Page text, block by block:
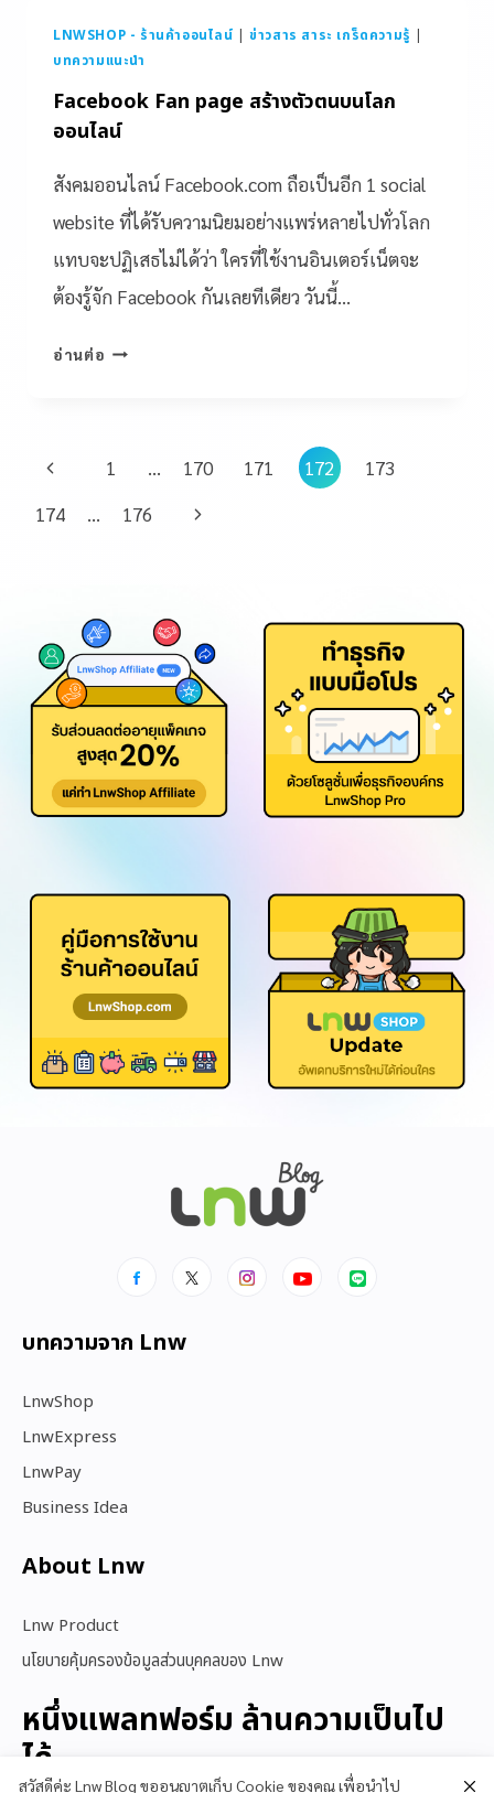
LNWSHOP - ร้านค้าออนไลน์ |ข่าวสาร สาระ เกร็ดความรู้ |
บทความแนะนำ
Facebook Fan page สร้างตัวตนบนโลก
ออนไลน์
สังคมออนไลน์ Facebook.com ถือเป็นอีก 1 social
website ที่ได้รับความนิยมอย่างแพร่หลายไปทั่วโลก
แทบจะปฏิเสธไม่ได้ว่า ใครที่ใช้งานอินเตอร์เน็ตจะ
ต้องรู้จัก Facebook กันเลยทีเดียว วันนี้…
อ่านต่อ
1 … 170 171 172
173
174
… 176
บทความจาก Lnw
LnwShop
LnwExpress
LnwPay
Business Idea
About Lnw​
Lnw Product
นโยบายคุ้มครองข้อมูลส่วนบุคคลของ Lnw
หนึ่งแพลทฟอร์ม ล้านความเป็นไป
ได้
สวัสดีค่ะ Lnw Blog ขออนุญาตเก็บ Cookie ของคุณ เพื่อนำไป